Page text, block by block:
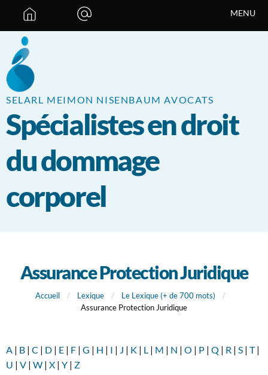
SELARL MEIMON NISENBAUM AVOCATS
Spécialistes en droit
du dommage
corporel
Assurance Protection Juridique
Accueil Lexique
Le Lexique (+ de 700 mots)
Assurance Protection Juridique
A | B | C | D | E | F | G | H | I | J | K | L | M | N | O | P | Q | R | S | T|
U | V | W | X | Y | Z
MENU
Panneau de gestion des cookies